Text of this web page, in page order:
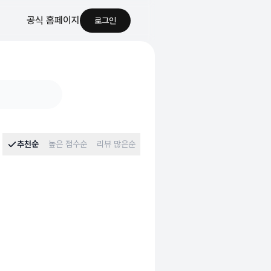
공식 홈페이지 로그인
추천순 높은 점수순 리뷰 많은순